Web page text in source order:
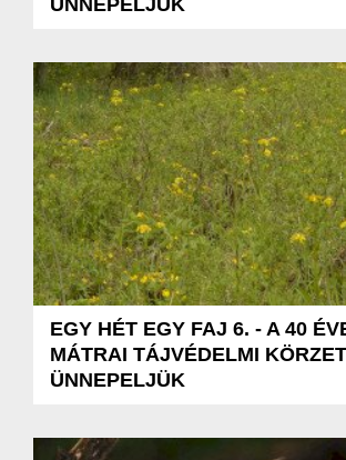
ÜNNEPELJÜK
EGY HÉT EGY FAJ 6. - A 40
MÁTRAI TÁJVÉDELMI
ÜNNEPELJÜK